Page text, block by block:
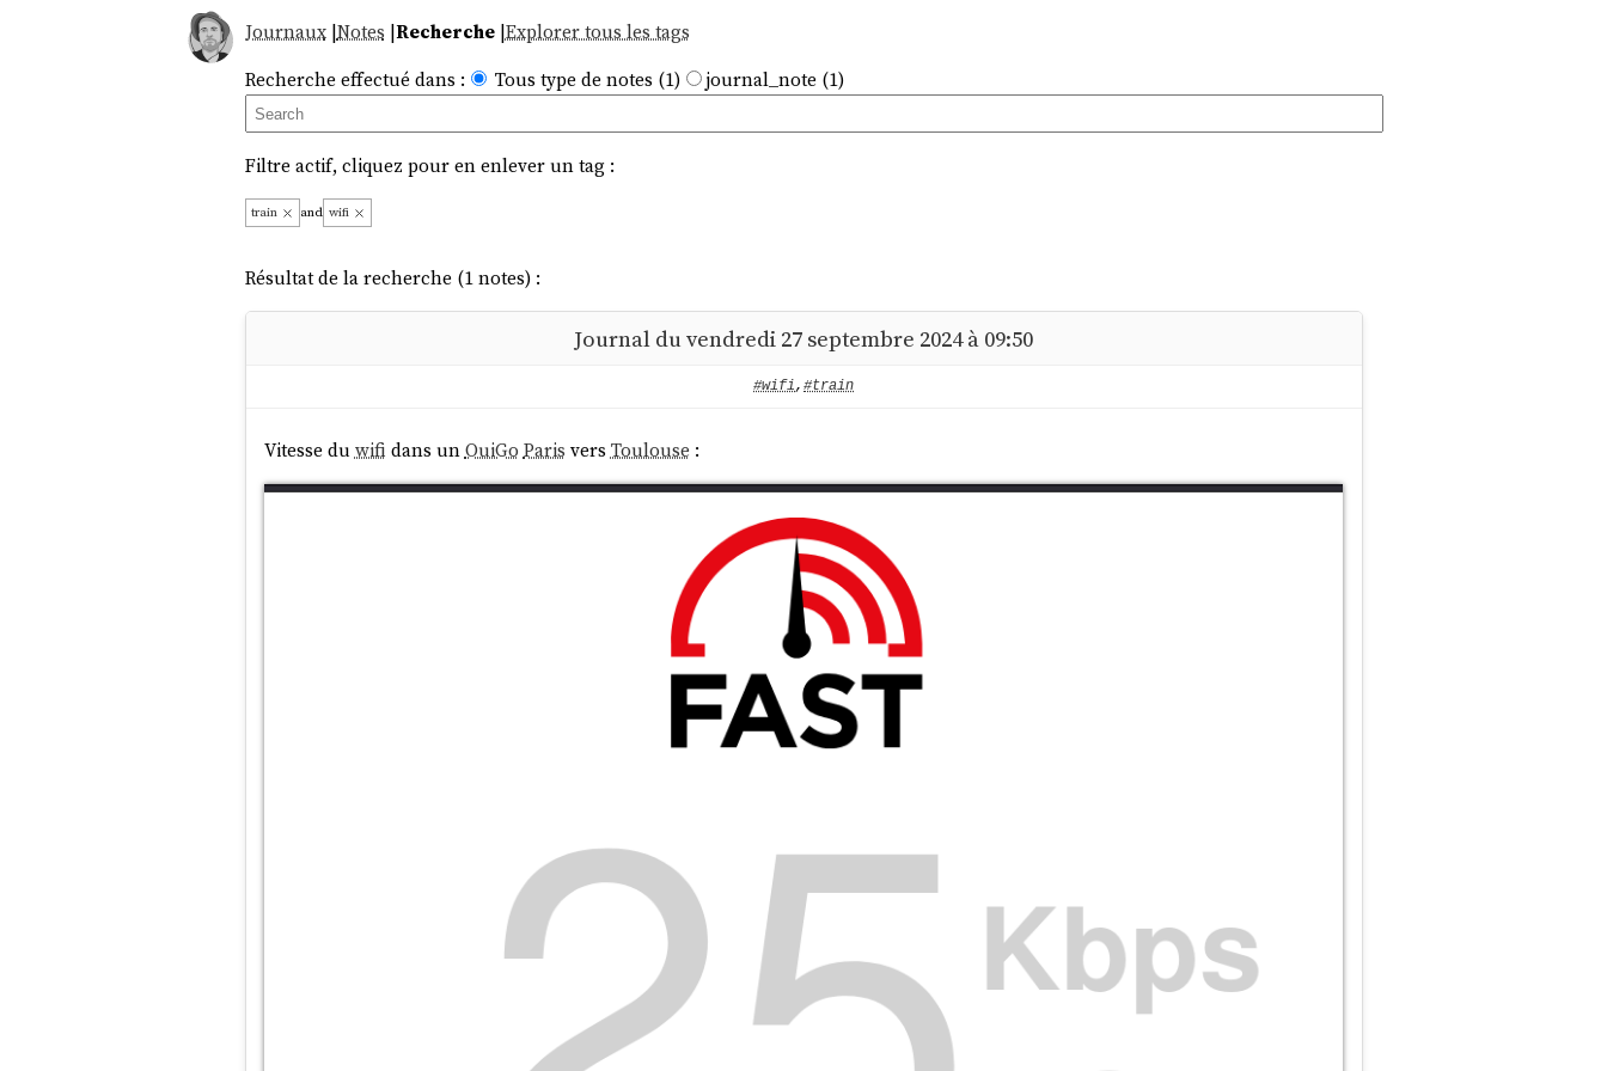
Journaux|Notes |Recherche|Explorer tous les tags
Recherche effectué dans :
Tous type de notes (1) journal_note (1)
Filtre actif, cliquez pour en enlever un tag :
train and wifi
Résultat de la recherche (1 notes) :
Journal du vendredi 27 septembre 2024 à 09:50
#wifi, #train
Vitesse du wifi dans unOuiGo Paris vers Toulouse :